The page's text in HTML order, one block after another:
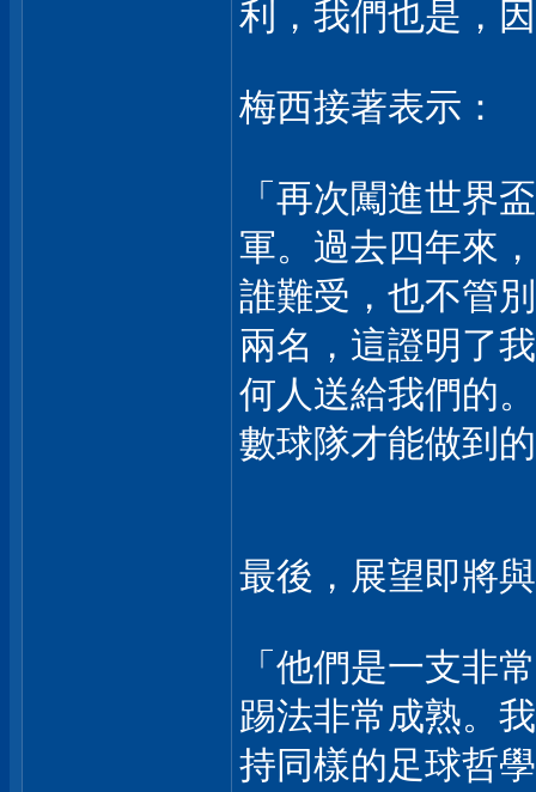
利，我們也是，
梅西接著表示：
「再次闖進世界
軍。過去四年來
誰難受，也不管
兩名，這證明了
何人送給我們的
數球隊才能做到
最後，展望即將
「他們是一支非
踢法非常成熟。
持同樣的足球哲